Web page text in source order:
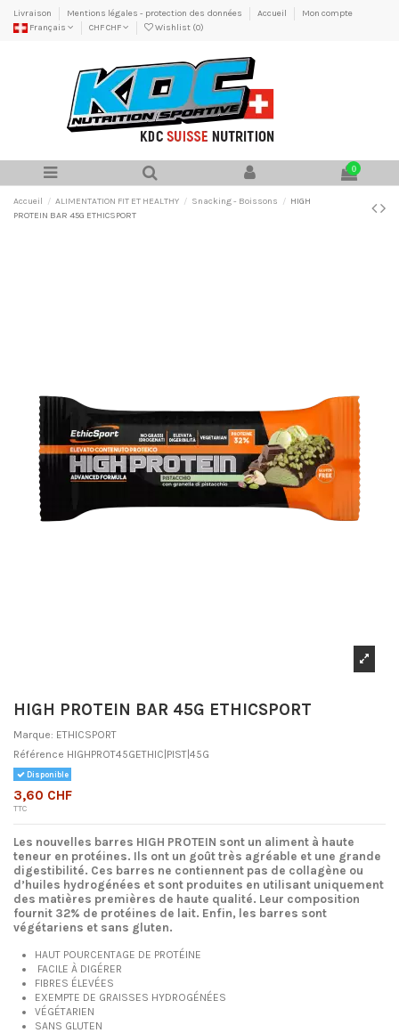
Livraison Mentions légales - protection des données Accueil
Mon compte
Français
CHF CHF Wishlist (0)
0
Accueil ALIMENTATION FIT ET HEALTHY Snacking - Boissons
HIGH
PROTEIN BAR 45G ETHICSPORT
HIGH PROTEIN BAR 45G ETHICSPORT
Marque: ETHICSPORT
Référence HIGHPROT45GETHIC|PIST|45G
Disponible
3,60 CHF
TTC
Les nouvelles barres HIGH PROTEIN sont un aliment à haute
teneur en protéines. Ils ont un goût très agréable et une grande
digestibilité. Ces barres ne contiennent pas de collagène ou
d’huiles hydrogénées et sont produites en utilisant uniquement
des matières premières de haute qualité. Leur composition
fournit 32% de protéines de lait. Enfin, les barres sont
végétariens et sans gluten.
HAUT POURCENTAGE DE PROTÉINE
FACILE À DIGÉRER
FIBRES ÉLEVÉES
EXEMPTE DE GRAISSES HYDROGÉNÉES
VÉGÉTARIEN
SANS GLUTEN